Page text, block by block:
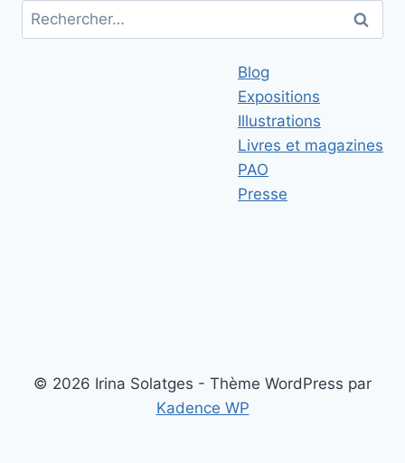
Rechercher :
Blog
Expositions
Illustrations
Livres et magazines
PAO
Presse
© 2026 Irina Solatges - Thème WordPress par
Kadence WP